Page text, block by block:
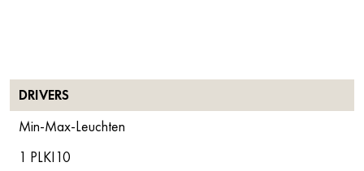
DRIVERS
Min-Max-Leuchten
1 PLKI10